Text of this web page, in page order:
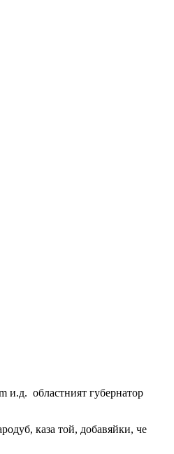
и.д. областният губернатор
каза той, добавяйки, че